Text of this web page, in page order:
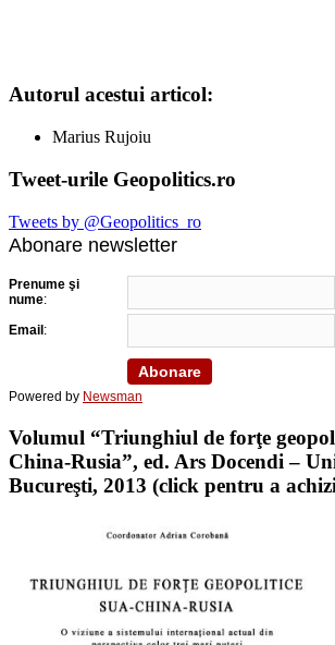
Autorul acestui articol:
Marius Rujoiu
Tweet-urile Geopolitics.ro
Tweets by @Geopolitics_ro
Abonare newsletter
Prenume şi
nume:
Email:
Powered by Newsman
Volumul “Triunghiul de forţe
China-Rusia”, ed. Ars Docendi –
Bucureşti, 2013 (click pentru a